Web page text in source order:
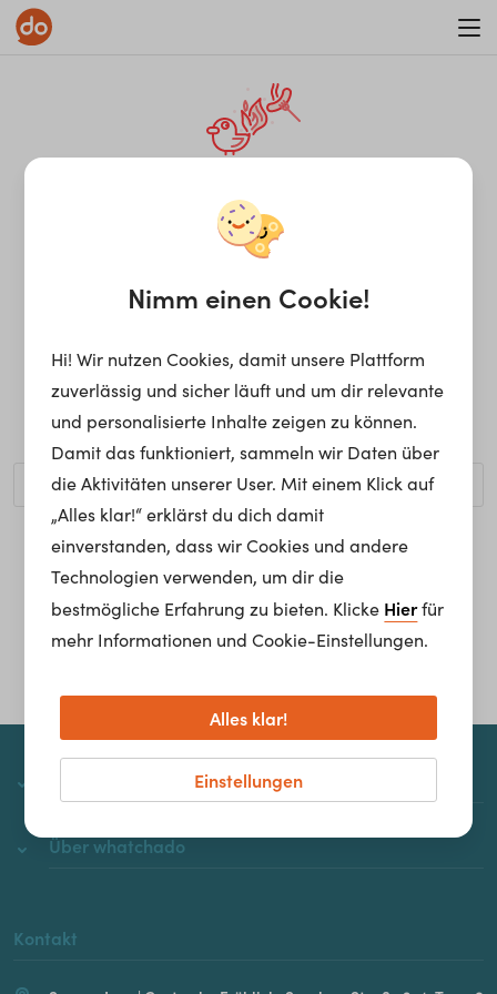
¡Ay, caramba! Seite nicht
gefunden.
Ups, die gewünschte Seite kann nicht gefunden werden.
Möchtest du nach einem bestimmten Begriff suchen?
Homepage
Über whatchado
Kontakt
Nimm einen Cookie!
Hi! Wir nutzen Cookies, damit unsere Plattform
zuverlässig und sicher läuft und um dir relevante
und personalisierte Inhalte zeigen zu können.
Damit das funktioniert, sammeln wir Daten über
die Aktivitäten unserer User. Mit einem Klick auf
„Alles klar!“ erklärst du dich damit
einverstanden, dass wir Cookies und andere
Technologien verwenden, um dir die
bestmögliche Erfahrung zu bieten. Klicke Hierfür
mehr Informationen und Cookie-Einstellungen.
Einstellungen
Alles klar!